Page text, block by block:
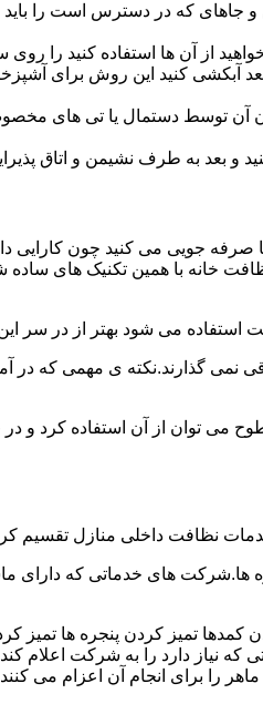
که در دسترس است را باید
از آن ها استفاده کنید را
آبکشی کنید این روش برای
توسط دستمال یا تی های مخصوص
به طرف نشیمن و اتاق
جویی می کنید چون کارایی
خانه با همین تکنیک های
نمی گذارند.نکته ی مهمی که در
می توان از آن استفاده کرد و
نظافت داخلی منازل تقسیم
های خدماتی که دارای
تمیز کردن پنجره ها
که نیاز دارد را به شرکت
را برای انجام آن اعزام می